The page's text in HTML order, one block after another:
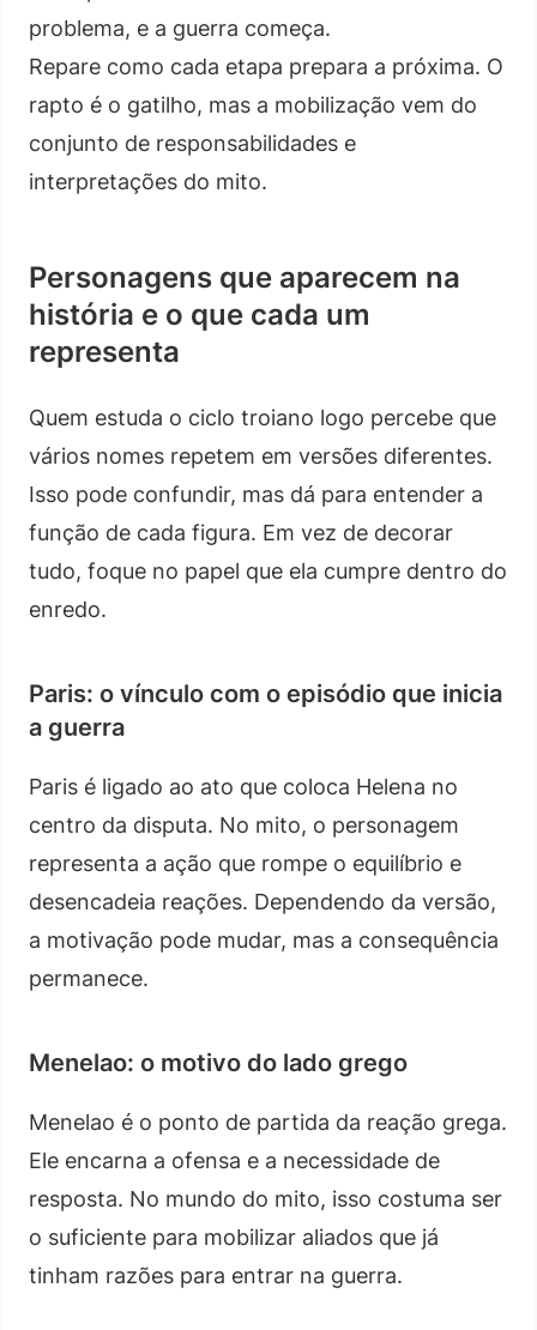
problema, e a guerra começa.
Repare como cada etapa prepara a próxima. O
rapto é o gatilho, mas a mobilização vem do
conjunto de responsabilidades e
interpretações do mito.
Personagens que aparecem na
história e o que cada um
representa
Quem estuda o ciclo troiano logo percebe que
vários nomes repetem em versões diferentes.
Isso pode confundir, mas dá para entender a
função de cada figura. Em vez de decorar
tudo, foque no papel que ela cumpre dentro do
enredo.
Paris: o vínculo com o episódio que inicia
a guerra
Paris é ligado ao ato que coloca Helena no
centro da disputa. No mito, o personagem
representa a ação que rompe o equilíbrio e
desencadeia reações. Dependendo da versão,
a motivação pode mudar, mas a consequência
permanece.
Menelao: o motivo do lado grego
Menelao é o ponto de partida da reação grega.
Ele encarna a ofensa e a necessidade de
resposta. No mundo do mito, isso costuma ser
o suficiente para mobilizar aliados que já
tinham razões para entrar na guerra.